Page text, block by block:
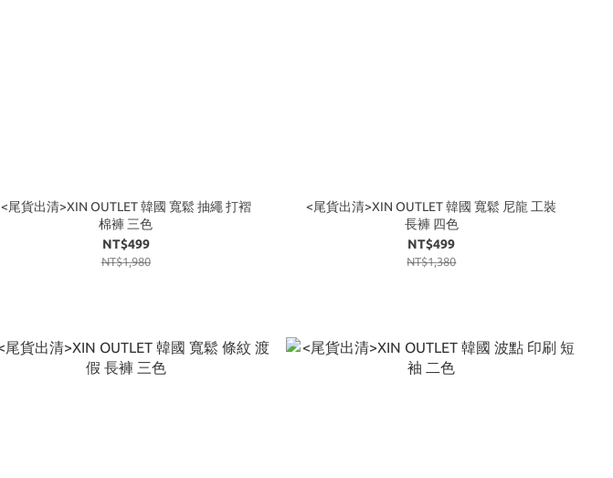
<尾貨出清>XIN OUTLET 韓國 寬鬆 抽繩 打褶
棉褲 三色
NT$499
NT$1,980
<尾貨出清>XIN OUTLET 韓國 寬鬆 尼龍 工裝
長褲 四色
NT$499
NT$1,380